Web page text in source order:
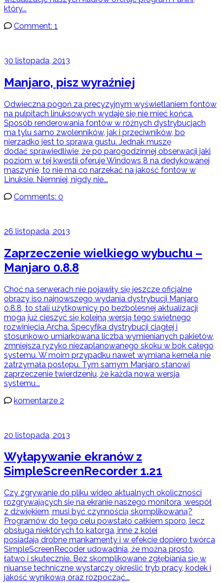
który...
Comment: 1
30 listopada, 2013
Manjaro, pisz wyraźniej
Odwieczna pogoń za precyzyjnym wyświetlaniem fontów
na pulpitach linuksowych wydaje się nie mieć końca.
Sposób renderowania fontów w różnych dystrybucjach
ma tylu samo zwolenników, jak i przeciwników, bo
nierzadko jest to sprawa gustu. Jednak muszę
dodać sprawiedliwie, że po parogodzinnej obserwacji jaki
poziom w tej kwestii oferuje Windows 8 na dedykowanej
maszynie, to nie ma co narzekać na jakość fontów w
Linuksie. Niemniej, nigdy nie...
Comments: 0
26 listopada, 2013
Zaprzeczenie wielkiego wybuchu –
Manjaro 0.8.8
Choć na serwerach nie pojawiły się jeszcze oficjalne
obrazy iso najnowszego wydania dystrybucji Manjaro
0.8.8, to stali użytkownicy po bezbolesnej aktualizacji
mogą już cieszyć się kolejną wersją tego świetnego
rozwinięcia Archa. Specyfika dystrybucji ciągłej i
stosunkowo umiarkowana liczba wymienianych pakietów,
zmniejsza ryzyko niezaplanowanego skoku w bok całego
systemu. W moim przypadku nawet wymiana kernela nie
zatrzymała postępu. Tym samym Manjaro stanowi
zaprzeczenie twierdzeniu, że każda nowa wersja
systemu...
komentarze 2
20 listopada, 2013
Wyłapywanie ekranów z
SimpleScreenRecorder 1.21
Czy zgrywanie do pliku wideo aktualnych okoliczności
rozgrywających się na ekranie naszego monitora, wespół
z dźwiękiem, musi być czynnością skomplikowaną?
Programów do tego celu powstało całkiem sporo, lecz
obsługa niektórych to katorga, inne z kolei
posiadają drobne mankamenty i w efekcie dopiero twórca
SimpleScreenRecoder udowadnia, że można prosto,
łatwo i skutecznie. Bez skomplikowane zgłębiania się w
niuanse techniczne wystarczy określić tryb pracy, kodek i
jakość wynikową oraz rozpocząć...